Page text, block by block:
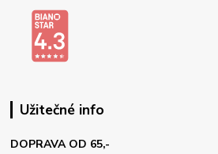
Užitečné info
DOPRAVA OD 65,-